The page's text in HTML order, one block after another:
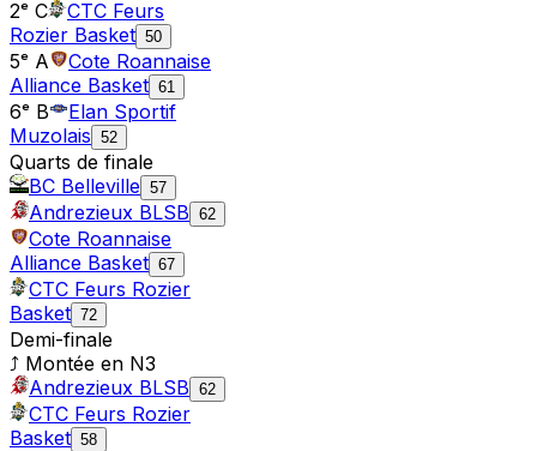
2ᵉ C
CTC Feurs
Rozier Basket 50
5ᵉ A
Cote Roannaise
Alliance Basket 61
6ᵉ B
Elan Sportif
Muzolais 52
Quarts de finale
BC Belleville 57
Andrezieux BLSB 62
Cote Roannaise
Alliance Basket 67
CTC Feurs Rozier
Basket 72
Demi-finale
⤴ Montée en N3
Andrezieux BLSB 62
CTC Feurs Rozier
Basket 58